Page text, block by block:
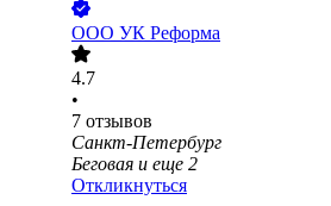
ООО УК Реформа
4.7
•
7 отзывов
Санкт-Петербург
Беговая и еще 2
Откликнуться